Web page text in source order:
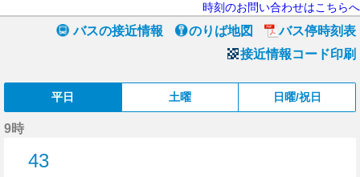
時刻のお問い合わせはこちらへ
バスの接近情報 のりば地図
バス停時刻表
接近情報コード印刷
平日 土曜 日曜/祝日
9時
43